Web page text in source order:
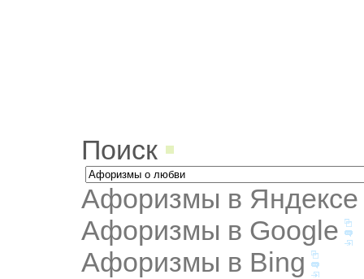
Поиск
Афоризмы в Яндексе
Афоризмы в Google
Афоризмы в Bing